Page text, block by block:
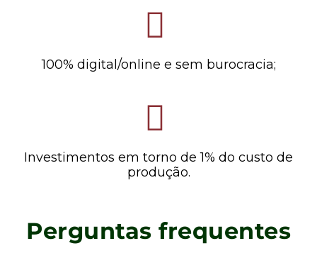
100% digital/online e sem burocracia;
Investimentos em torno de 1% do custo de
produção.
Perguntas frequentes